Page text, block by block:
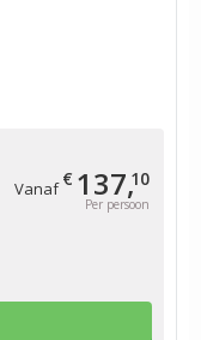
Vanaf€ 137,10
Per persoon